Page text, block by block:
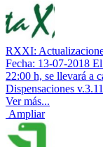
RXXI:
Fecha: 13-07-2018
22:00 h, se llevará a
Dispensaciones
Ver más...
Ampliar